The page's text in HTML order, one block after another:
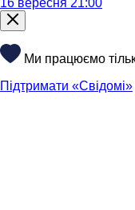
16 вересня 21:00
Ми працюємо
Підтримати «Свідомі»